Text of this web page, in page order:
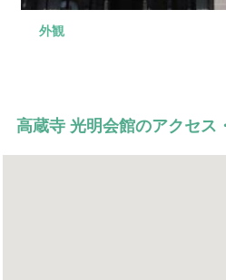
外観
式場
控え室
控え室
式場前
高蔵寺 光明会館のアクセス